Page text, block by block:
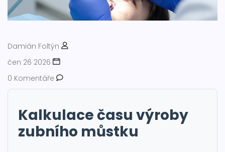
Damián Foltýn
čen 26 2026
0 Komentáře
Kalkulace času výroby
zubního můstku